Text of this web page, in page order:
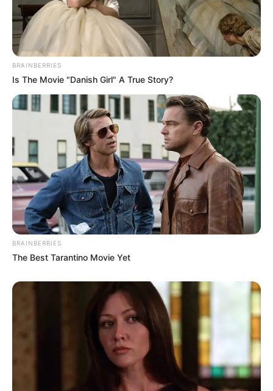
BRAINBERRIES
Is The Movie "Danish Girl" A True Story?
BRAINBERRIES
The Best Tarantino Movie Yet